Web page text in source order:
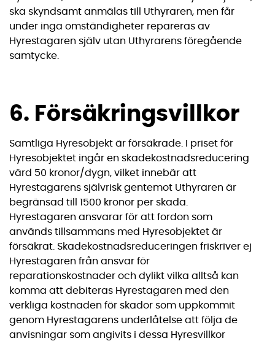
ska skyndsamt anmälas till Uthyraren, men får
under inga omständigheter repareras av
Hyrestagaren själv utan Uthyrarens föregående
samtycke.
6. Försäkringsvillkor
Samtliga Hyresobjekt är försäkrade. I priset för
Hyresobjektet ingår en skadekostnadsreducering
värd 50 kronor/dygn, vilket innebär att
Hyrestagarens självrisk gentemot Uthyraren är
begränsad till 1500 kronor per skada.
Hyrestagaren ansvarar för att fordon som
används tillsammans med Hyresobjektet är
försäkrat. Skadekostnadsreduceringen friskriver ej
Hyrestagaren från ansvar för
reparationskostnader och dylikt vilka alltså kan
komma att debiteras Hyrestagaren med den
verkliga kostnaden för skador som uppkommit
genom Hyrestagarens underlåtelse att följa de
anvisningar som angivits i dessa Hyresvillkor